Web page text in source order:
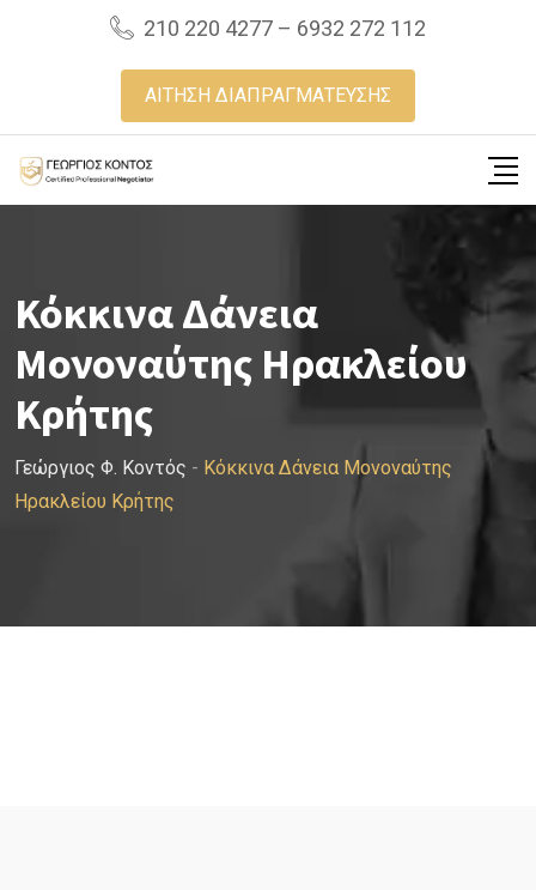
210 220 4277 – 6932 272 112
ΑΙΤΗΣΗ ΔΙΑΠΡΑΓΜΑΤΕΥΣΗΣ
Κόκκινα Δάνεια
Μονοναύτης Ηρακλείου
Κρήτης
Γεώργιος Φ. Κοντός - Κόκκινα Δάνεια Μονοναύτης
Ηρακλείου Κρήτης